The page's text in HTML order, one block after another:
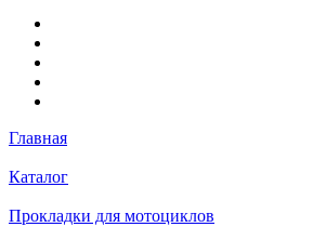
Главная
Каталог
Прокладки для мотоциклов